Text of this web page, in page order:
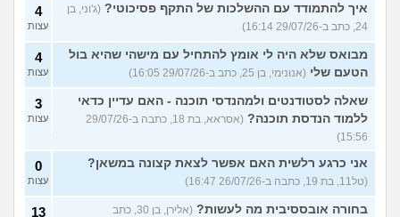
איך להתמודד עם ההשלכות של התקף פסיכוטי? (ג'וני, בן
24, כתב ב-29/07/26 16:14)
4
עצות
מבואס שלא היה לי אומץ להתחיל עם מישהי שהיא בול
הטעם שלי (אנונימי, בן 25, כתב ב-29/07/26 16:05)
4
עצות
שאלה לסטודנטים ולמהנדסי תוכנה - האם עדיין כדאי
ללמוד הנדסת תוכנה?
(אסראא, בת 18, כתבה ב-29/07/26
15:56)
3
עצות
אני כרגע רלשית האם אפשר לצאת קצונה במשאן?
(טל11, בת 19, כתבה ב-26/07/26 16:47)
0
עצות
בחורה אובססיבית מה לעשות? (אלירן, בן 30, כתב 13